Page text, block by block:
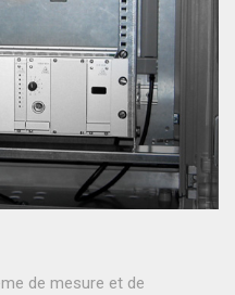
de mesure et de